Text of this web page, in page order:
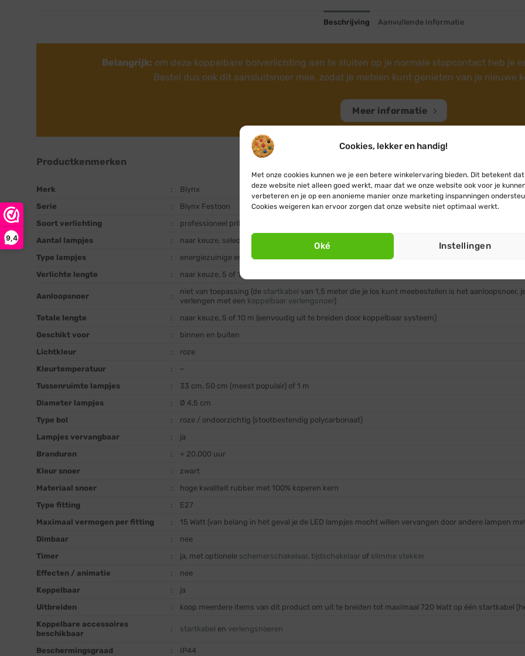
Cookies, lekker en handig!
Met onze cookies kunnen we je een betere winkelervaring bieden. Dit betekent dat
deze website niet alleen goed werkt, maar dat we onze website ook voor je
verbeteren en je op een anonieme manier onze marketing inspanningen
Cookies weigeren kan ervoor zorgen dat onze website niet optimaal werkt.
Oké Instellingen
9,4
Beschrijving Aanvullende informatie
Belangrijk: om deze koppelbare bolverlichting aan te sluiten op je normale stopcontact heb je
Bestel dus ook dit aansluitsnoer mee, zodat je meteen kunt genieten van je nieuwe
Meer informatie
Productkenmerken
Merk :
Blynx
Serie
:
Blynx Festoon
Soort verlichting
:
professioneel prikkabel lichtsnoer koppelbaar
Aantal lampjes
:
naar keuze, selecteer het gewenste aantal lampjes bij toevoegen aan je winkelmandje
Type lampjes
:
energiezuinige en stootvaste LED lampjes
Verlichte lengte
: naar keuze, 5 of 10 m
Aanloopsnoer :
niet van toepassing (de startkabel van 1,5 meter die je los kunt meebestellen is het
verlengen met een koppelbaar verlengsnoer)
Totale lengte
:
naar keuze, 5 of 10 m (eenvoudig uit te breiden door koppelbaar systeem)
Geschikt voor
:
binnen en buiten
Lichtkleur
:
roze
Kleurtemperatuur
:
–
Tussenruimte lampjes
:
33 cm, 50 cm (meest populair) of 1 m
Diameter lampjes
:
Ø 4,5 cm
Type bol
:
roze / ondoorzichtig (stootbestendig polycarbonaat)
Lampjes vervangbaar
:
ja
Branduren
:
+ 20.000 uur
Kleur snoer
:
zwart
Materiaal snoer
:
hoge kwaliteit rubber met 100% koperen kern
Type fitting
:
E27
Maximaal vermogen per fitting
:
15 Watt (van belang in het geval je de LED lampjes mocht willen vervangen door andere lampen
Dimbaar
:
nee
Timer
: ja, met optionele schemerschakelaar, tijdschakelaar of slimme stekker
Effecten / animatie
:
nee
Koppelbaar
:
ja
Uitbreiden
:
koop meerdere items van dit product om uit te breiden tot maximaal 720 Watt op één startkabel
Koppelbare accessoires
beschikbaar
: startkabel en verlengsnoeren
Beschermingsgraad :
IP44